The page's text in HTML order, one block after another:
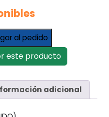
al pedido
este producto
adicional